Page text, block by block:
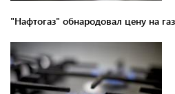
"Нафтогаз" обнародовал цену на